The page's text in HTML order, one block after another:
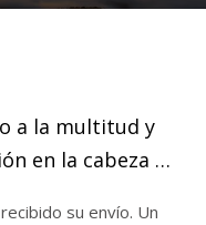
a la multitud y
en la cabeza a